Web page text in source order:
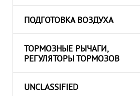
ПОДГОТОВКА ВОЗДУХА
ТОРМОЗНЫЕ РЫЧАГИ,
РЕГУЛЯТОРЫ ТОРМОЗОВ
UNCLASSIFIED